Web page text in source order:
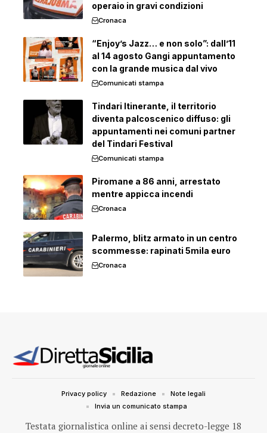
operaio in gravi condizioni
Cronaca
“Enjoy’s Jazz… e non solo”: dall’11
al 14 agosto Gangi appuntamento
con la grande musica dal vivo
Comunicati stampa
Tindari Itinerante, il territorio
diventa palcoscenico diffuso: gli
appuntamenti nei comuni partner
del Tindari Festival
Comunicati stampa
Piromane a 86 anni, arrestato
mentre appicca incendi
Cronaca
Palermo, blitz armato in un centro
scommesse: rapinati 5mila euro
Cronaca
Testata giornalistica online ai sensi decreto-legge 18
Privacy policy Redazione
Note legali
Invia un comunicato stampa